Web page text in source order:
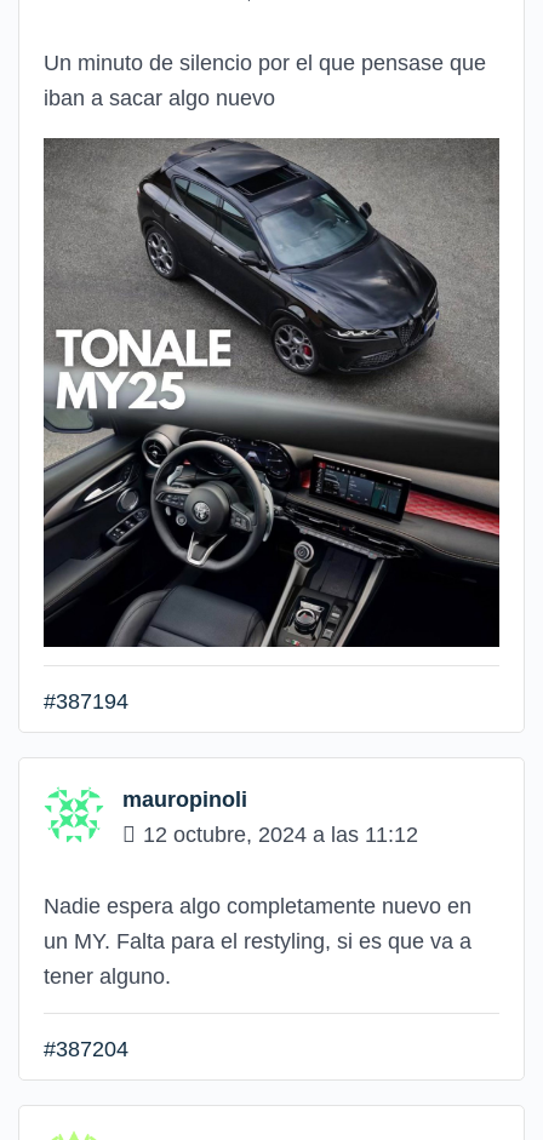
Un minuto de silencio por el que pensase que
iban a sacar algo nuevo
#387194
mauropinoli
12 octubre, 2024 a las 11:12
Nadie espera algo completamente nuevo en
un MY. Falta para el restyling, si es que va a
tener alguno.
#387204